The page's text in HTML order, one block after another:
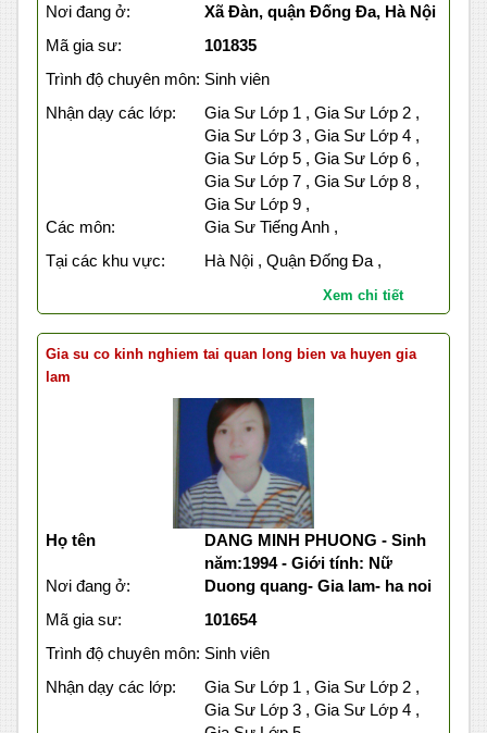
Nơi đang ở:
Xã Đàn, quận Đống Đa, Hà Nội
Mã gia sư:
101835
Trình độ chuyên môn: Sinh viên
Nhận dạy các lớp:
Gia Sư Lớp 1 , Gia Sư Lớp 2 ,
Gia Sư Lớp 3 , Gia Sư Lớp 4 ,
Gia Sư Lớp 5 , Gia Sư Lớp 6 ,
Gia Sư Lớp 7 , Gia Sư Lớp 8 ,
Gia Sư Lớp 9 ,
Các môn:
Gia Sư Tiếng Anh ,
Tại các khu vực:
Hà Nội , Quận Đống Đa ,
Xem chi tiết
Gia su co kinh nghiem tai quan long bien va huyen gia
lam
Họ tên
DANG MINH PHUONG - Sinh
năm:1994 - Giới tính: Nữ
Nơi đang ở:
Duong quang- Gia lam- ha noi
Mã gia sư:
101654
Trình độ chuyên môn: Sinh viên
Nhận dạy các lớp:
Gia Sư Lớp 1 , Gia Sư Lớp 2 ,
Gia Sư Lớp 3 , Gia Sư Lớp 4 ,